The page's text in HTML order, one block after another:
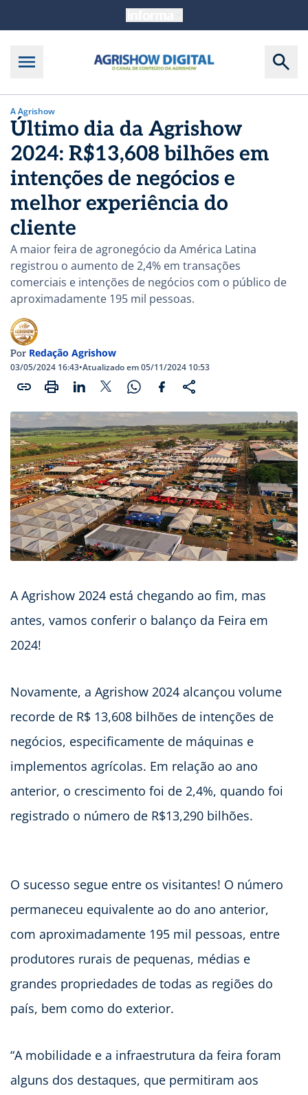
A Agrishow
Último dia da Agrishow
2024: R$13,608 bilhões em
intenções de negócios e
melhor experiência do
cliente
A maior feira de agronegócio da América Latina
registrou o aumento de 2,4% em transações
comerciais e intenções de negócios com o público de
aproximadamente 195 mil pessoas.
Por Redação Agrishow
03/05/2024 16:43•Atualizado em 05/11/2024 10:53
A Agrishow 2024 está chegando ao fim, mas
antes, vamos conferir o balanço da Feira em
2024!
Novamente, a Agrishow 2024 alcançou volume
recorde de R$ 13,608 bilhões de intenções de
negócios, especificamente de máquinas e
implementos agrícolas. Em relação ao ano
anterior, o crescimento foi de 2,4%, quando foi
registrado o número de R$13,290 bilhões.
O sucesso segue entre os visitantes! O número
permaneceu equivalente ao do ano anterior,
com aproximadamente 195 mil pessoas, entre
produtores rurais de pequenas, médias e
grandes propriedades de todas as regiões do
país, bem como do exterior.
“A mobilidade e a infraestrutura da feira foram
alguns dos destaques, que permitiram aos